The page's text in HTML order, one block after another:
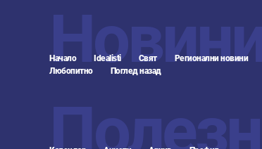
Начало Idealisti Свят Регионални новини
Любопитно
Поглед назад